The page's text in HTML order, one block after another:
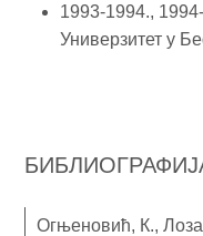
1993-1994.,
Универзитет у
Огњеновић, К.,